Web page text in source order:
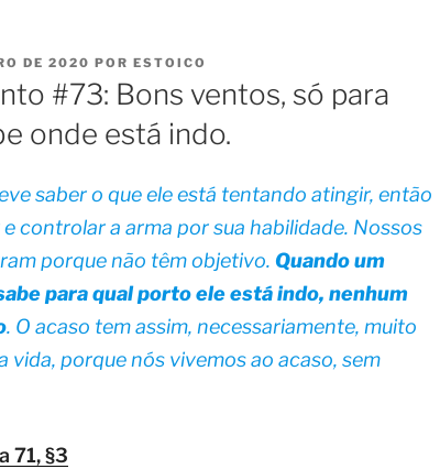
DE 2020 POR ESTOICO
#73: Bons ventos, só para
onde está indo.
saber o que ele está tentando atingir, então
controlar a arma por sua habilidade. Nossos
porque não têm objetivo. Quando um
para qual porto ele está indo, nenhum
. O acaso tem assim, necessariamente, muito
vida, porque nós vivemos ao acaso, sem
71, §3